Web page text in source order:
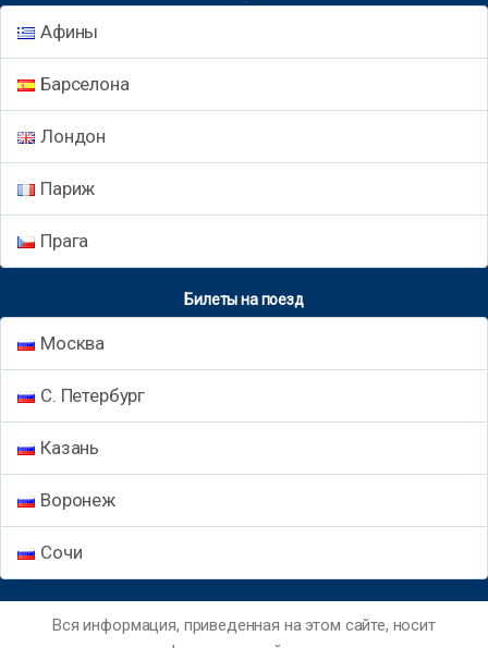
Афины
Барселона
Лондон
Париж
Прага
Билеты на поезд
Москва
С. Петербург
Казань
Воронеж
Сочи
Вся информация, приведенная на этом сайте, носит